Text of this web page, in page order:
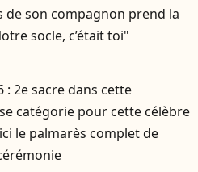
de son compagnon prend la
socle, c’était toi"
: 2e sacre dans cette
catégorie pour cette célèbre
le palmarès complet de